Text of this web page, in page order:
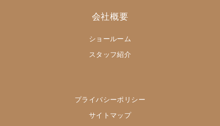
会社概要
ショールーム
スタッフ紹介
プライバシーポリシー
サイトマップ